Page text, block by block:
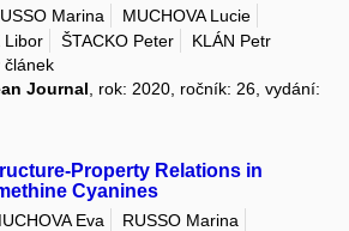
Marina
MUCHOVA Lucie
Libor ŠTACKO Peter
KLÁN Petr
článek
Journal , rok: 2020, ročník: 26, vydání:
Property Relations in
Cyanines
Eva
RUSSO Marina